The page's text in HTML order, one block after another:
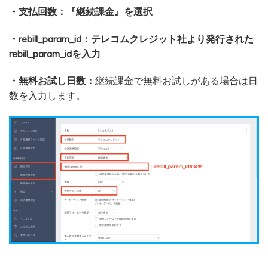
・支払回数：『継続課金』を選択
・rebill_param_id：テレコムクレジット社より発行された
rebill_param_idを入力
・無料お試し日数： 継続課金で無料お試しがある場合は日
数を入力します。